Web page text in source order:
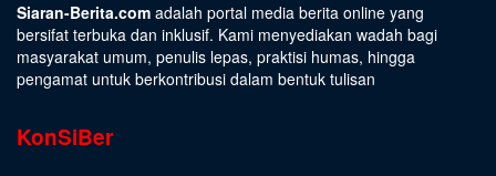
Siaran-Berita.com adalah portal media berita online yang
bersifat terbuka dan inklusif. Kami menyediakan wadah bagi
masyarakat umum, penulis lepas, praktisi humas, hingga
pengamat untuk berkontribusi dalam bentuk tulisan
KonSiBer